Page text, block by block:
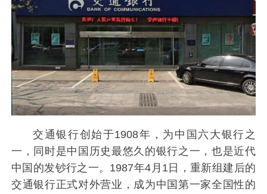
交通银行创始于1908年，为中国六大银行之
一，同时是中国历史最悠久的银行之一，也是近代
中国的发钞行之一。1987年4月1日，重新组建后的
交通银行正式对外营业，成为中国第一家全国性的